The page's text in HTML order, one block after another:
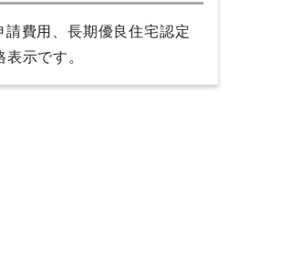
費用、長期優良住宅認定
示です。